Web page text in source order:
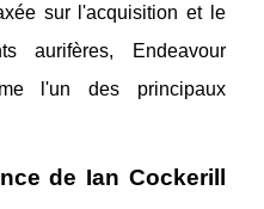
sur l'acquisition et le
aurifères, Endeavour
l'un des principaux
de Ian Cockerill